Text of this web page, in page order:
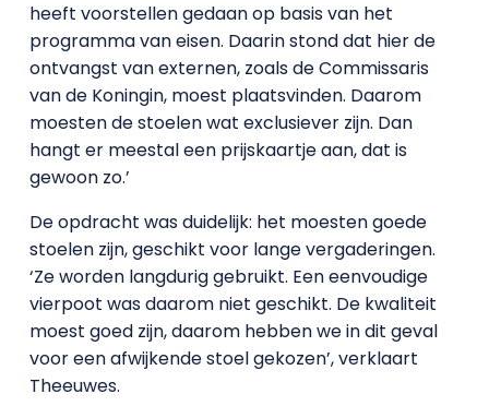
heeft voorstellen gedaan op basis van het
programma van eisen. Daarin stond dat hier de
ontvangst van externen, zoals de Commissaris
van de Koningin, moest plaatsvinden. Daarom
moesten de stoelen wat exclusiever zijn. Dan
hangt er meestal een prijskaartje aan, dat is
gewoon zo.’
De opdracht was duidelijk: het moesten goede
stoelen zijn, geschikt voor lange vergaderingen.
‘Ze worden langdurig gebruikt. Een eenvoudige
vierpoot was daarom niet geschikt. De kwaliteit
moest goed zijn, daarom hebben we in dit geval
voor een afwijkende stoel gekozen’, verklaart
Theeuwes.